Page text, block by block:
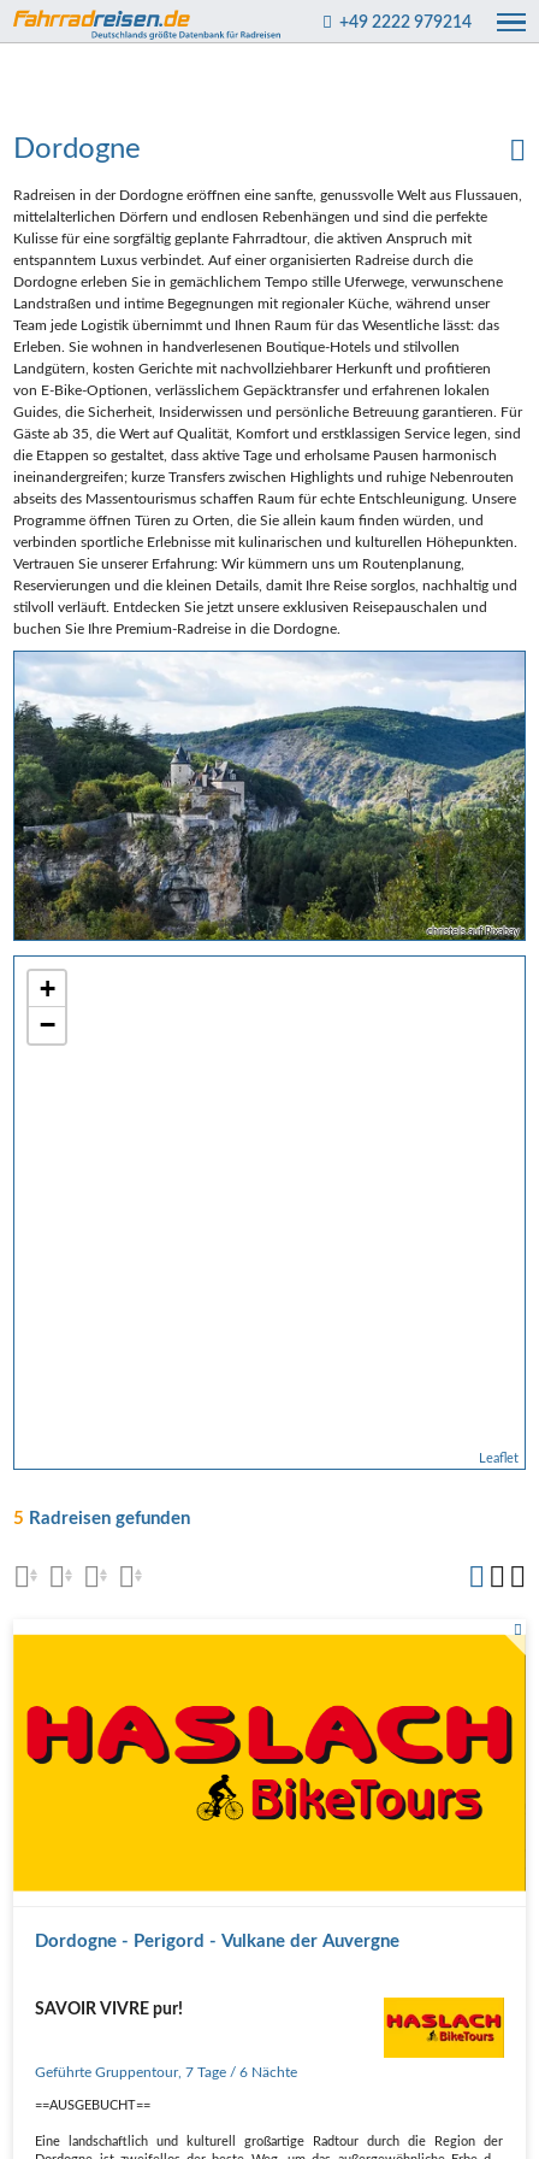
+49 2222 979214
christels auf Pixabay
+
−
Leaflet
Dordogne
Radreisen in der Dordogne eröffnen eine sanfte, genussvolle Welt aus Flussauen,
mittelalterlichen Dörfern und endlosen Rebenhängen und sind die perfekte
Kulisse für eine sorgfältig geplante Fahrradtour, die aktiven Anspruch mit
entspanntem Luxus verbindet. Auf einer organisierten Radreise durch die
Dordogne erleben Sie in gemächlichem Tempo stille Uferwege, verwunschene
Landstraßen und intime Begegnungen mit regionaler Küche, während unser
Team jede Logistik übernimmt und Ihnen Raum für das Wesentliche lässt: das
Erleben. Sie wohnen in handverlesenen Boutique‑Hotels und stilvollen
Landgütern, kosten Gerichte mit nachvollziehbarer Herkunft und profitieren
von E‑Bike‑Optionen, verlässlichem Gepäcktransfer und erfahrenen lokalen
Guides, die Sicherheit, Insiderwissen und persönliche Betreuung garantieren. Für
Gäste ab 35, die Wert auf Qualität, Komfort und erstklassigen Service legen, sind
die Etappen so gestaltet, dass aktive Tage und erholsame Pausen harmonisch
ineinandergreifen; kurze Transfers zwischen Highlights und ruhige Nebenrouten
abseits des Massentourismus schaffen Raum für echte Entschleunigung. Unsere
Programme öffnen Türen zu Orten, die Sie allein kaum finden würden, und
verbinden sportliche Erlebnisse mit kulinarischen und kulturellen Höhepunkten.
Vertrauen Sie unserer Erfahrung: Wir kümmern uns um Routenplanung,
Reservierungen und die kleinen Details, damit Ihre Reise sorglos, nachhaltig und
stilvoll verläuft. Entdecken Sie jetzt unsere exklusiven Reisepauschalen und
buchen Sie Ihre Premium‑Radreise in die Dordogne.
5 Radreisen gefunden
Dordogne - Perigord - Vulkane der Auvergne
SAVOIR VIVRE pur!
Geführte Gruppentour,7 Tage / 6 Nächte
==AUSGEBUCHT==
Eine landschaftlich und kulturell großartige Radtour durch die Region der